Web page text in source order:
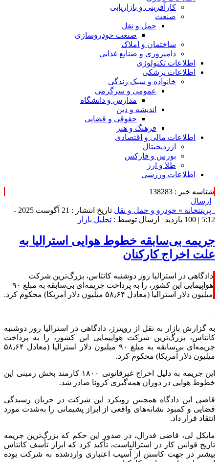
کارآفرینی و بازاریابی
صنعت
حمل و نقل
صنعت خودروسازی
ساختمان و املاک
دامپروری و صنایع غذایی
اطلاعات تکنولوژی
اطلاعات پزشکی
خانواده و سبک زندگی
عمومی و سرگرمی
مدارس و دانشگاه
اندیشه و دین
حقوقی و قضایی
فرهنگ و هنر
اطلاعات مالی و اقتصادی
ارزدیجیتال
بورس و فارکس
طلا و ارز
اطلاعات ورزشی
شناسه خبر : 138283
ارسال
پرینتخانه » خودرو و حمل و نقل
تاریخ انتشار : 21 آگوست 2025 -
5:12 |
100 بازدید | ارسال توسط : تحلیل بازار
جریمه بی‌سابقه خطوط هوایی استرالیا به
علت اخراج کارکنان
دادگاهی در استرالیا روز دوشنبه کانتاس، بزرگ‌ترین شرکت
هواپیمایی این کشور، را به پرداخت جریمه‌ای بی‌سابقه به مبلغ ۹۰
میلیون دلار استرالیا (معادل ۵۸٫۶۴ میلیون دلار آمریکا) محکوم کرد.
به گزارش بازار به نقل از رویترز، دادگاهی در استرالیا روز دوشنبه
کانتاس، بزرگ‌ترین شرکت هواپیمایی این کشور، را به پرداخت
جریمه‌ای بی‌سابقه به مبلغ ۹۰ میلیون دلار استرالیا (معادل ۵۸٫۶۴
میلیون دلار آمریکا) محکوم کرد.
این جریمه به دلیل اخراج غیرقانونی ۱۸۰۰ کارمند بخش زمینی این
خطوط هوایی در دوران همه‌گیری کرونا صادر شد.
قاضی این دادگاه همچنین رویکرد این شرکت در جریان رسیدگی
قضایی و کمبود نشانه‌های واقعی از ابراز پشیمانی را به‌شدت مورد
انتقاد قرار داد.
مایکل لی، قاضی فدرال، در صدور این حکم که بزرگ‌ترین جریمه
تاریخ قوانین کار در استرالیاست، تأکید کرد که ابراز تأسف کانتاس
بیشتر در جهت کاستن از آسیب اعتباری واردشده به شرکت بوده